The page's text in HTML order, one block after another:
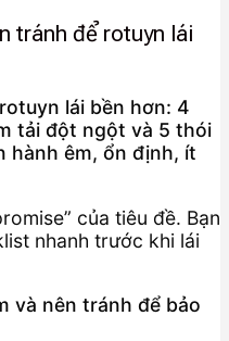
tránh để rotuyn lái
lái bền hơn: 4
tải đột ngột và 5 thói
hành êm, ổn định, ít
của tiêu đề. Bạn
nhanh trước khi lái
và nên tránh để bảo